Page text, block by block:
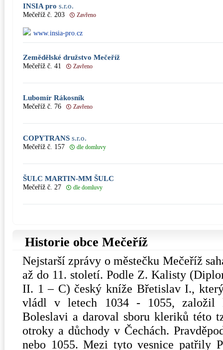
INSIA pro s.r.o.
Mečeříž č. 203 Zavřeno
www.insia-pro.cz
Zemědělské družstvo Mečeříž
Mečeříž č. 41 Zavřeno
Lubomír Rákosník
Mečeříž č. 76 Zavřeno
COPYTRANS s.r.o.
Mečeříž č. 157 dle domluvy
ŠULC MARTIN-MM ŠULC
Mečeříž č. 27 dle domluvy
Historie obce Mečeříž
Nejstarší zprávy o městečku Mečeříž
až do 11. století. Podle Z. Kalisty
II. 1 – C) český kníže Břetislav I.,
vládl v letech 1034 - 1055, založil
Boleslavi a daroval sboru kleriků této
otroky a důchody v Čechách.
nebo 1055. Mezi tyto vesnice patřily